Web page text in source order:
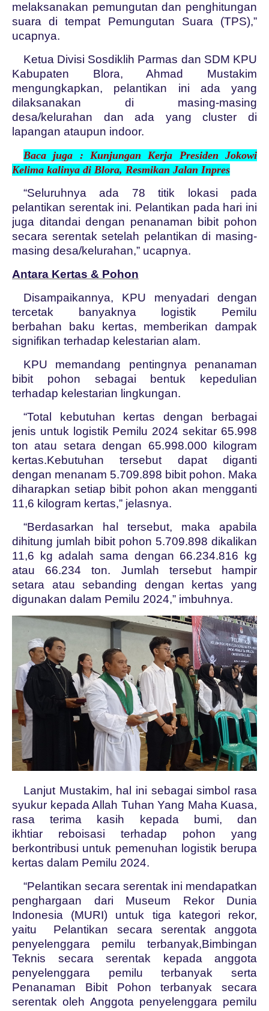
melaksanakan pemungutan dan penghitungan
suara di tempat Pemungutan Suara (TPS),”
ucapnya.
Ketua Divisi Sosdiklih Parmas dan SDM KPU
Kabupaten Blora, Ahmad Mustakim
mengungkapkan, pelantikan ini ada yang
dilaksanakan di masing-masing
desa/kelurahan dan ada yang cluster di
lapangan ataupun indoor.
Baca juga : Kunjungan Kerja Presiden Jokowi
Kelima kalinya di Blora, Resmikan Jalan Inpres
“Seluruhnya ada 78 titik lokasi pada
pelantikan serentak ini. Pelantikan pada hari ini
juga ditandai dengan penanaman bibit pohon
secara serentak setelah pelantikan di masing-
masing desa/kelurahan,” ucapnya.
Antara Kertas & Pohon
Disampaikannya, KPU menyadari dengan
tercetak banyaknya logistik Pemilu
berbahan baku kertas, memberikan dampak
signifikan terhadap kelestarian alam.
KPU memandang pentingnya penanaman
bibit pohon sebagai bentuk kepedulian
terhadap kelestarian lingkungan.
“Total kebutuhan kertas dengan berbagai
jenis untuk logistik Pemilu 2024 sekitar 65.998
ton atau setara dengan 65.998.000 kilogram
kertas.Kebutuhan tersebut dapat diganti
dengan menanam 5.709.898 bibit pohon. Maka
diharapkan setiap bibit pohon akan mengganti
11,6 kilogram kertas,” jelasnya.
“Berdasarkan hal tersebut, maka apabila
dihitung jumlah bibit pohon 5.709.898 dikalikan
11,6 kg adalah sama dengan 66.234.816 kg
atau 66.234 ton. Jumlah tersebut hampir
setara atau sebanding dengan kertas yang
digunakan dalam Pemilu 2024,” imbuhnya.
Lanjut Mustakim, hal ini sebagai simbol rasa
syukur kepada Allah Tuhan Yang Maha Kuasa,
rasa terima kasih kepada bumi, dan
ikhtiar reboisasi terhadap pohon yang
berkontribusi untuk pemenuhan logistik berupa
kertas dalam Pemilu 2024.
“Pelantikan secara serentak ini mendapatkan
penghargaan dari Museum Rekor Dunia
Indonesia (MURI) untuk tiga kategori rekor,
yaitu Pelantikan secara serentak anggota
penyelenggara pemilu terbanyak,Bimbingan
Teknis secara serentak kepada anggota
penyelenggara pemilu terbanyak serta
Penanaman Bibit Pohon terbanyak secara
serentak oleh Anggota penyelenggara pemilu